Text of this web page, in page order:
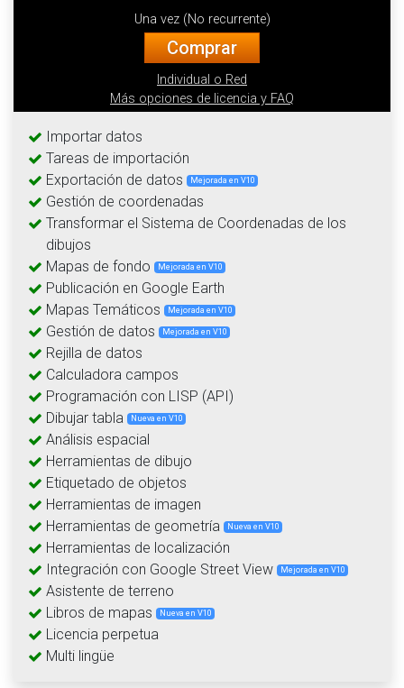
Una vez (No recurrente)
Comprar
Individual o Red
Más opciones de licencia y FAQ
Importar datos
Tareas de importación
Exportación de datos
Mejorada en V10
Gestión de coordenadas
Transformar el Sistema de Coordenadas de los
dibujos
Mapas de fondo
Mejorada en V10
Publicación en Google Earth
Mapas Temáticos
Mejorada en V10
Gestión de datos Mejorada en V10
Rejilla de datos
Calculadora campos
Programación con LISP (API)
Dibujar tabla
Nueva en V10
Análisis espacial
Herramientas de dibujo
Etiquetado de objetos
Herramientas de imagen
Herramientas de geometría
Nueva en V10
Herramientas de localización
Integración con Google Street View
Mejorada en V10
Asistente de terreno
Libros de mapas
Nueva en V10
Licencia perpetua
Multi lingüe